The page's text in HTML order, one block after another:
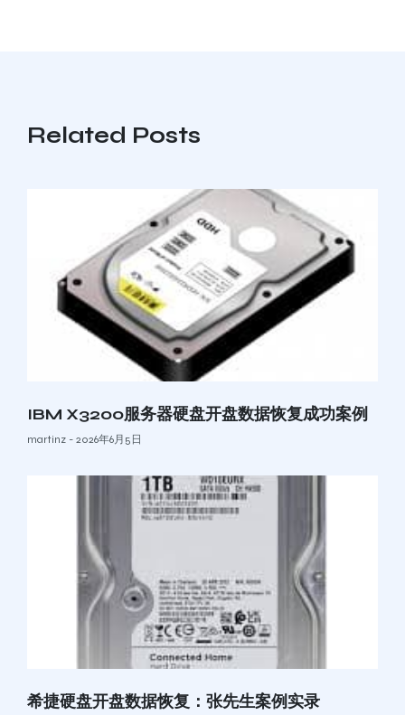
Related Posts
IBM X3200服务器硬盘开盘数据恢复成功案例
martinz 2026年6月5日
希捷硬盘开盘数据恢复：张先生案例实录